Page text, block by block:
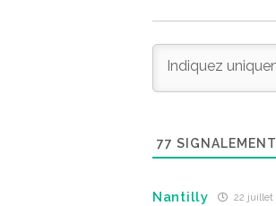
77
Nantilly 22 juillet